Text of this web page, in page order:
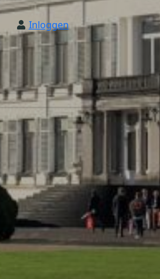
Inloggen